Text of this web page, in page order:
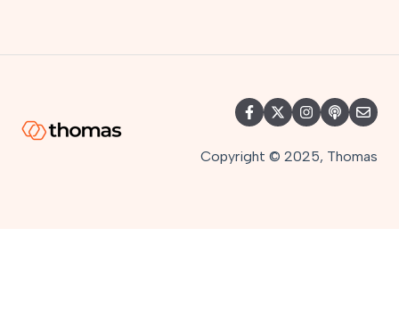
Copyright © 2025, Thomas